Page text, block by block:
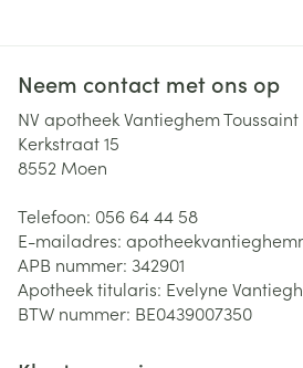
Neem contact met ons op
NV apotheek Vantieghem Toussaint
Kerkstraat 15
8552 Moen
Telefoon: 056 64 44 58
E-mailadres:
APB nummer: 342901
Apotheek titularis: Evelyne
BTW nummer: BE0439007350